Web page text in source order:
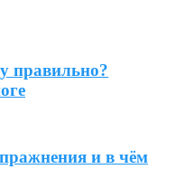
правильно?
и в чём